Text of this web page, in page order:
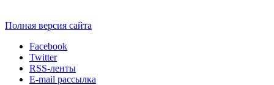
Полная версия сайта
Facebook
Twitter
RSS-ленты
E-mail рассылка